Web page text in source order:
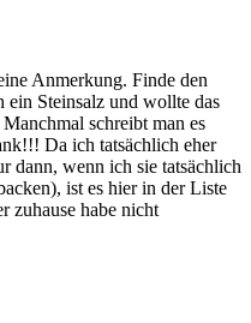
Anmerkung. Finde den
ein Steinsalz und wollte das
schreibt man es
Da ich tatsächlich eher
dann, wenn ich sie tatsächlich
ist es hier in der Liste
zuhause habe nicht